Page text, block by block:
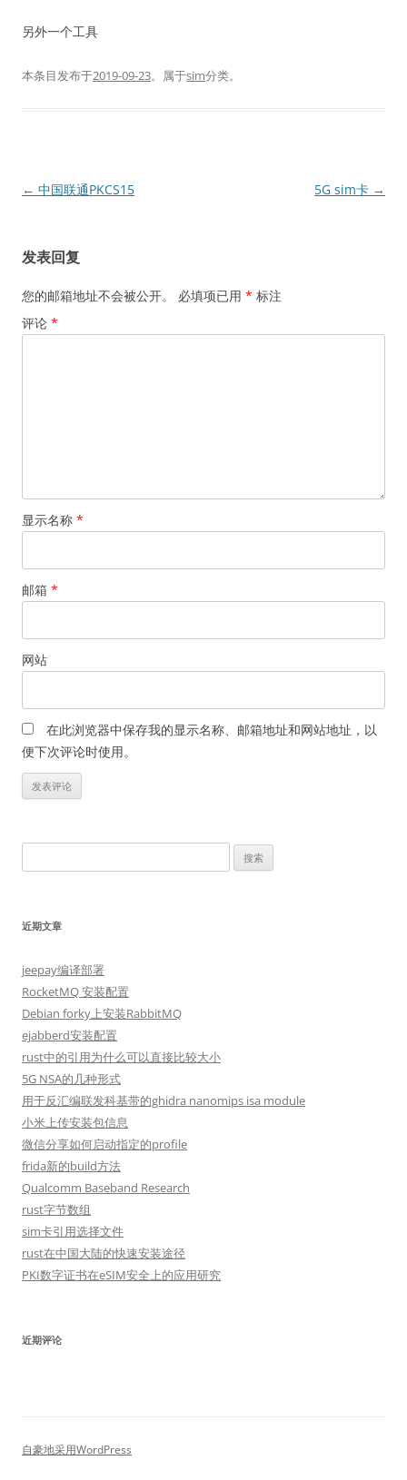
另外一个工具
本条目发布于2019-09-23。属于sim分类。
文
航
← 中国联通PKCS15 5G sim卡 →
发表回复
您的邮箱地址不会被公开。 必填项已用 * 标注
评论 *
显示名称 *
邮箱 *
网站
在此浏览器中保存我的显示名称、邮箱地址和网站地址，以
便下次评论时使用。
索：
近期文章
jeepay编译部署
RocketMQ 安装配置
Debian forky上安装RabbitMQ
ejabberd安装配置
rust中的引用为什么可以直接比较大小
5G NSA的几种形式
用于反汇编联发科基带的ghidra nanomips isa module
小米上传安装包信息
微信分享如何启动指定的profile
frida新的build方法
Qualcomm Baseband Research
rust字节数组
sim卡引用选择文件
rust在中国大陆的快速安装途径
PKI数字证书在eSIM安全上的应用研究
近期评论
自豪地采用WordPress